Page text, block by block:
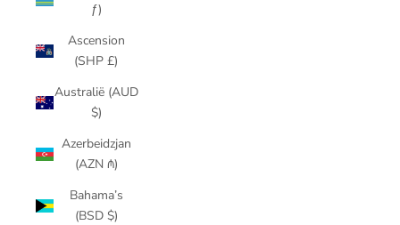
ƒ)
Ascension
(SHP £)
Australië (AUD
$)
Azerbeidzjan
(AZN ₼)
Bahama’s
(BSD $)